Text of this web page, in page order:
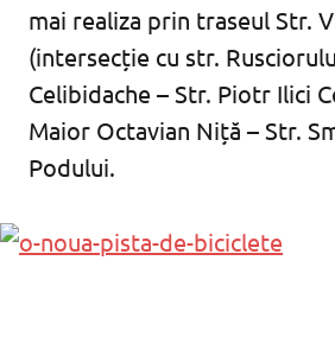
mai realiza prin traseul Str.
(intersecție cu str.
Celibidache – Str. Piotr Ilici
Maior Octavian Niță – Str.
Podului.